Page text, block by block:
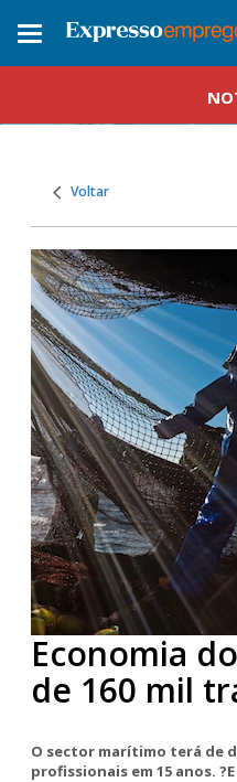
Toggle
Voltar
Economia
de 160 mil
O sector marítimo terá de
profissionais em 15 anos.